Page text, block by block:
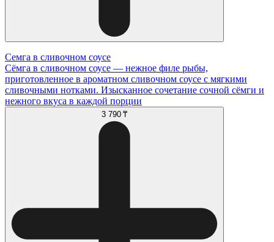
Семга в сливочном соусе
Сёмга в сливочном соусе — нежное филе рыбы,
приготовленное в ароматном сливочном соусе с мягкими
сливочными нотками. Изысканное сочетание сочной сёмги и
нежного вкуса в каждой порции
3 790 ₸